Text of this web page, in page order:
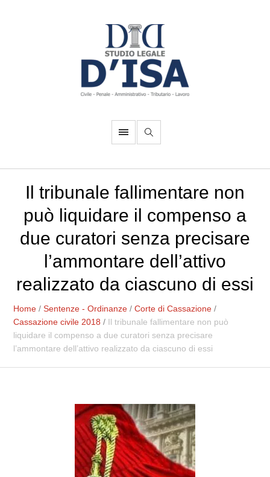
Il tribunale fallimentare non
può liquidare il compenso a
due curatori senza precisare
l’ammontare dell’attivo
realizzato da ciascuno di essi
Home /Sentenze - Ordinanze /Corte di Cassazione /
Cassazione civile 2018 / Il tribunale fallimentare non può
liquidare il compenso a due curatori senza precisare
l’ammontare dell’attivo realizzato da ciascuno di essi